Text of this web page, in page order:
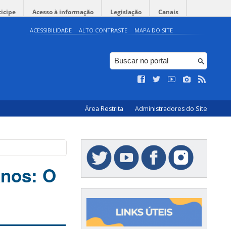
Acesso à informação Legislação Canais
ACESSIBILIDADE ALTO CONTRASTE MAPA DO SITE
Área Restrita Administradores do Site
O